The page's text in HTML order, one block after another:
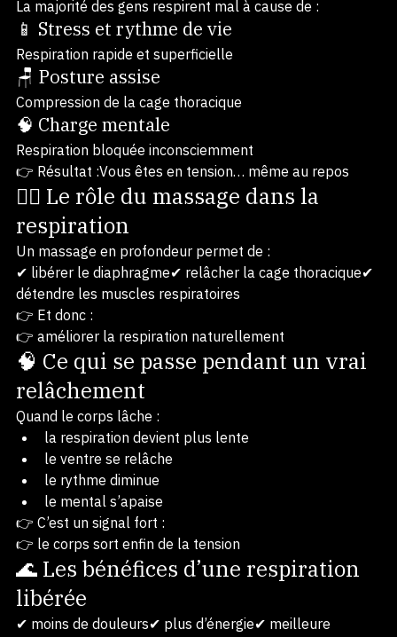
La majorité des gens respirent mal à cause de :
📱 Stress et rythme de vie
Respiration rapide et superficielle
🪑 Posture assise
Compression de la cage thoracique
🧠 Charge mentale
Respiration bloquée inconsciemment
👉 Résultat :Vous êtes en tension… même au repos
💆‍♂️ Le rôle du massage dans la
respiration
Un massage en profondeur permet de :
✔ libérer le diaphragme✔ relâcher la cage thoracique✔
détendre les muscles respiratoires
👉 Et donc :
👉 améliorer la respiration naturellement
🧠 Ce qui se passe pendant un vrai
relâchement
Quand le corps lâche :
la respiration devient plus lente
le ventre se relâche
le rythme diminue
le mental s’apaise
👉 C’est un signal fort :
👉 le corps sort enfin de la tension
🌊 Les bénéfices d’une respiration
libérée